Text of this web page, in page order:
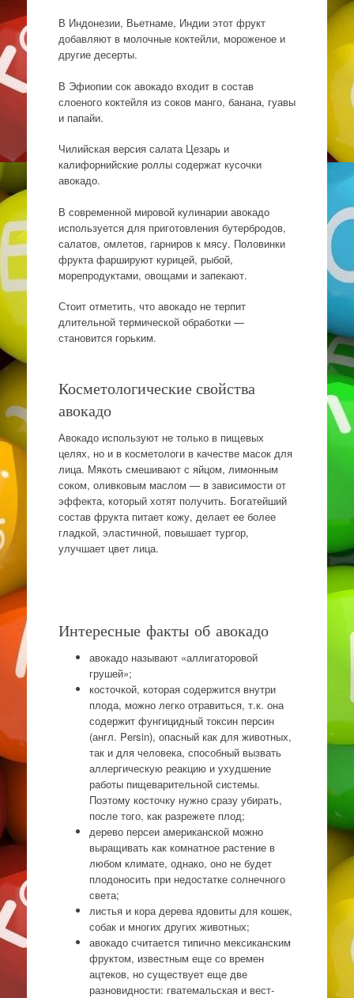
В Индонезии, Вьетнаме, Индии этот фрукт
добавляют в молочные коктейли, мороженое и
другие десерты.
В Эфиопии сок авокадо входит в состав
слоеного коктейля из соков манго, банана, гуавы
и папайи.
Чилийская версия салата Цезарь и
калифорнийские роллы содержат кусочки
авокадо.
В современной мировой кулинарии авокадо
используется для приготовления бутербродов,
салатов, омлетов, гарниров к мясу. Половинки
фрукта фаршируют курицей, рыбой,
морепродуктами, овощами и запекают.
Стоит отметить, что авокадо не терпит
длительной термической обработки —
становится горьким.
Косметологические свойства
авокадо
Авокадо используют не только в пищевых
целях, но и в косметологи в качестве масок для
лица. Мякоть смешивают с яйцом, лимонным
соком, оливковым маслом — в зависимости от
эффекта, который хотят получить. Богатейший
состав фрукта питает кожу, делает ее более
гладкой, эластичной, повышает тургор,
улучшает цвет лица.
Интересные факты об авокадо
авокадо называют «аллигаторовой
грушей»;
косточкой, которая содержится внутри
плода, можно легко отравиться, т.к. она
содержит фунгицидный токсин персин
(англ. Persin), опасный как для животных,
так и для человека, способный вызвать
аллергическую реакцию и ухудшение
работы пищеварительной системы.
Поэтому косточку нужно сразу убирать,
после того, как разрежете плод;
дерево персеи американской можно
выращивать как комнатное растение в
любом климате, однако, оно не будет
плодоносить при недостатке солнечного
света;
листья и кора дерева ядовиты для кошек,
собак и многих других животных;
авокадо считается типично мексиканским
фруктом, известным еще со времен
ацтеков, но существует еще две
разновидности: гватемальская и вест-